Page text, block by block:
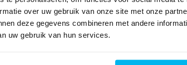
over uw gebruik van onze site met onze
deze gegevens combineren met andere
uw gebruik van hun services.